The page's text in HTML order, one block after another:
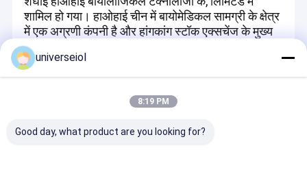
शामिल हो गया। हाओहाई चीन में बायोमेडिकल सामग्री के क्षेत्र
में एक अग्रणी कंपनी है और हांगकांग स्टॉक एक्सचेंज के मुख्य
बोर्ड में सूचीबद्ध है।भविष्य में, यूनिवर्स "13वीं पंचवर्षीय योजना"
राष्ट्रीय कुंजी आर एंड डी योजना के समर्थन पर भरोसा करेगा,
जिसका नेतृत्व सफलतापूर्वक हाओहाई के नेतृत्व में किया जाएगा,
और संयुक्त राज्य अमेरिका और यूनाइटेड किंगडम में संयुक्त
समूह के आर एंड डी प्रौद्योगिकी प्लेटफॉर्म की शुरूआत में तेजी
चीनी अंतर्गर्भाशयी लेंस उद्योग की उन्नति के लिए प्रेरक शक्ति
universeiol
8:19 PM
Good day, what product are you looking for?